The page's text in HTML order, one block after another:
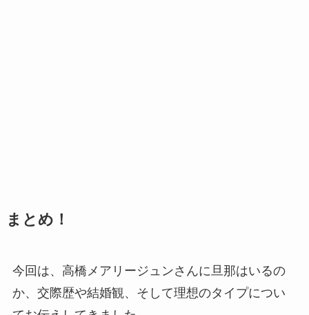
まとめ！
今回は、高橋メアリージュンさんに旦那はいるの
か、交際歴や結婚観、そして理想のタイプについ